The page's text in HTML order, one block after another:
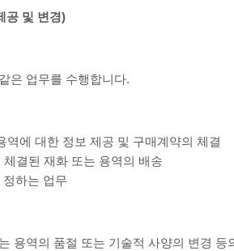
공 및 변경)
은 업무를 수행합니다.
역에 대한 정보 제공 및 구매계약의 체결
체결된 재화 또는 용역의 배송
정하는 업무
용역의 품절 또는 기술적 사양의 변경